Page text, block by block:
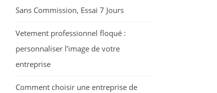
Sans Commission, Essai 7 Jours
Vetement professionnel floqué :
personnaliser l’image de votre
entreprise
Comment choisir une entreprise de